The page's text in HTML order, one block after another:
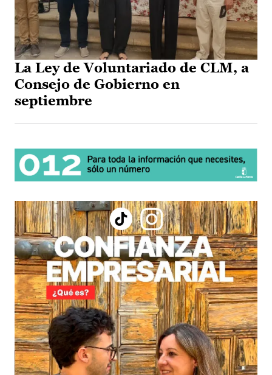
La Ley de Voluntariado de CLM, a
Consejo de Gobierno en
septiembre